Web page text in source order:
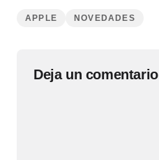
APPLE NOVEDADES
Deja un comentario